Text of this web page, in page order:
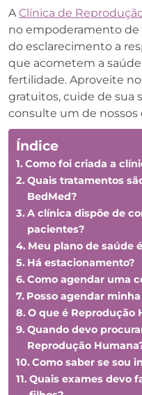
AClínica de
no empoderamento de
do esclarecimento a
que acometem a
fertilidade. Aproveite
gratuitos, cuide de sua
consulte um de nossos
Índice
Como foi criada a
Quais tratamentos
BedMed?
A clínica dispõe de
pacientes?
Meu plano de saúde
Há estacionamento?
Como agendar uma
Posso agendar
O que é Reprodução
Quando devo
Reprodução
Como saber se sou
Quais exames devo